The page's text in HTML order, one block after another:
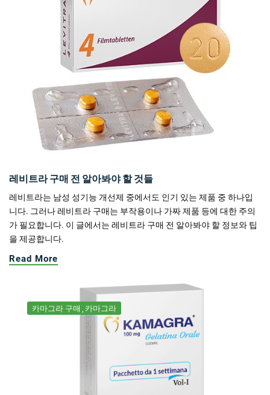
레비트라 구매 전 알아봐야 할 것들
레비트라는 남성 성기능 개선제 중에서도 인기 있는 제품 중 하나입
니다. 그러나 레비트라 구매는 부작용이나 가짜 제품 등에 대한 주의
가 필요합니다. 이 글에서는 레비트라 구매 전 알아봐야 할 정보와 팁
을 제공합니다.
Read More
카마그라 구매 카마그라